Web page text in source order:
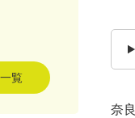
奈
覧